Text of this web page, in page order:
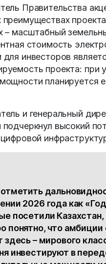
Правительства
преимуществах
– масштабный
стоимость
инвесторов
проекта: при
планируется
и генеральный
высокий
2026 года как
посетили
понятно, что амбиции
здесь – мирового
инвестируют в